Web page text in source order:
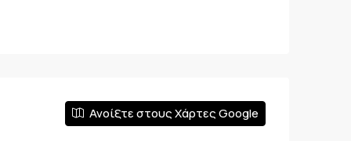
Ανοίξτε στους Χάρτες Google